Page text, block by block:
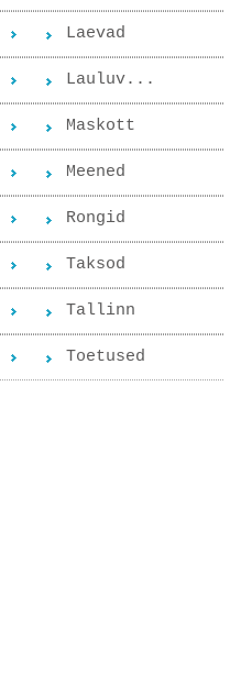
Laevad
Lauluv...
Maskott
Meened
Rongid
Taksod
Tallinn
Toetused